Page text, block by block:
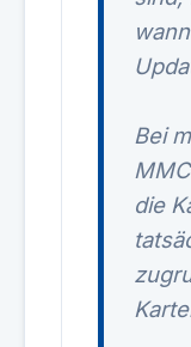
Bei
die